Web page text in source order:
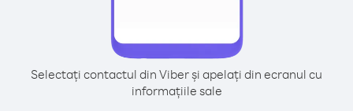
Selectați contactul din Viber și apelați din ecranul cu
informațiile sale